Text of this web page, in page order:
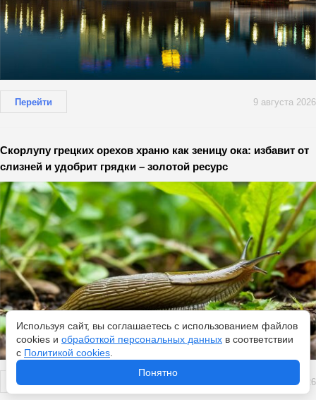
Перейти 9 августа 2026
Скорлупу грецких орехов храню как зеницу ока: избавит от
слизней и удобрит грядки – золотой ресурс
Перейти 9 августа 2026
Используя сайт, вы соглашаетесь с использованием файлов
cookies и обработкой персональных данных в соответствии
с Политикой cookies
Понятно